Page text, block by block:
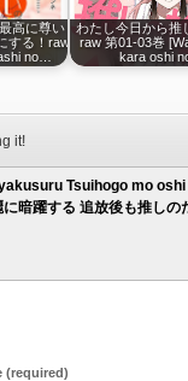
高に尊い
する！raw
no…
わたし今日から推
raw 第01-03巻
kara oshi
it!
Tsuihogo mo
暗躍する 追放後も推し
(required)